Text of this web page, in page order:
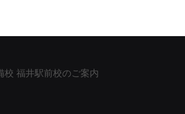
校 福井駅前校のご案内